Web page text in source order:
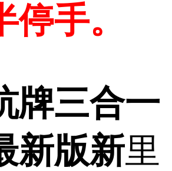
手。
牌三合一
新版新里